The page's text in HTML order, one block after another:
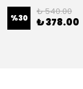
%30
₺ 540.00
₺ 378.00